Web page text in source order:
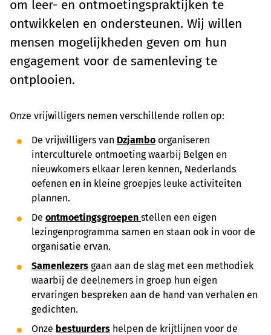
om leer- en ontmoetingspraktijken te
ontwikkelen en ondersteunen. Wij willen
mensen mogelijkheden geven om hun
engagement voor de samenleving te
ontplooien.
Onze vrijwilligers nemen verschillende rollen op:
De vrijwilligers van Dzjambo organiseren
interculturele ontmoeting waarbij Belgen en
nieuwkomers elkaar leren kennen, Nederlands
oefenen en in kleine groepjes leuke activiteiten
plannen.
De ontmoetingsgroepen stellen een eigen
lezingenprogramma samen en staan ook in voor de
organisatie ervan.
Samenlezers gaan aan de slag met een methodiek
waarbij de deelnemers in groep hun eigen
ervaringen bespreken aan de hand van verhalen en
gedichten.
Onze bestuurders helpen de krijtlijnen voor de